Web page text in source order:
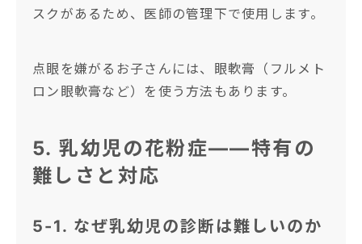
スクがあるため、医師の管理下で使用します。
点眼を嫌がるお子さんには、眼軟膏（フルメト
ロン眼軟膏など）を使う方法もあります。
5. 乳幼児の花粉症——特有の
難しさと対応
5-1. なぜ乳幼児の診断は難しいのか